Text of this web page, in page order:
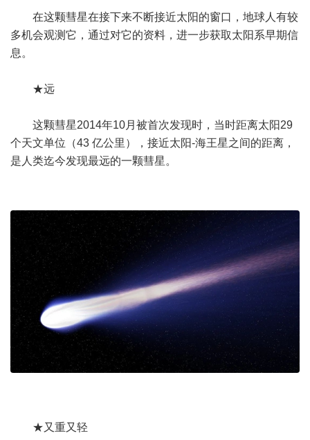
在这颗彗星在接下来不断接近太阳的窗口，地球人有较
多机会观测它，通过对它的资料，进一步获取太阳系早期信
息。
★远
这颗彗星2014年10月被首次发现时，当时距离太阳29
个天文单位（43 亿公里），接近太阳-海王星之间的距离，
是人类迄今发现最远的一颗彗星。
★又重又轻